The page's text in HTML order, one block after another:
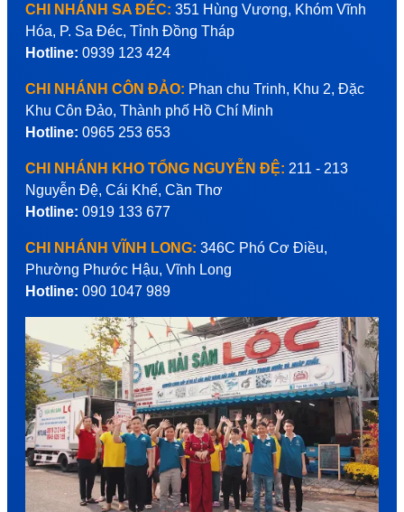
CHI NHÁNH SA ĐÉC: 351 Hùng Vương, Khóm Vĩnh
Hóa, P. Sa Đéc, Tỉnh Đồng Tháp
Hotline: 0939 123 424
CHI NHÁNH CÔN ĐẢO: Phan chu Trinh, Khu 2, Đặc
Khu Côn Đảo, Thành phố Hồ Chí Minh
Hotline: 0965 253 653
CHI NHÁNH KHO TỔNG NGUYỄN ĐỆ: 211 - 213
Nguyễn Đệ, Cái Khế, Cần Thơ
Hotline: 0919 133 677
CHI NHÁNH VĨNH LONG: 346C Phó Cơ Điều,
Phường Phước Hậu, Vĩnh Long
Hotline: 090 1047 989